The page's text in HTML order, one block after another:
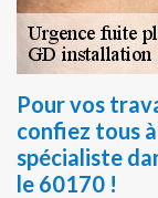
Pour vos
confiez tous
spécialiste
le 60170 !